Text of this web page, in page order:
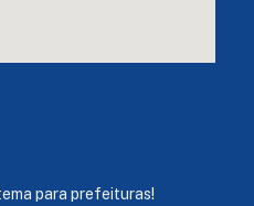
para prefeituras!